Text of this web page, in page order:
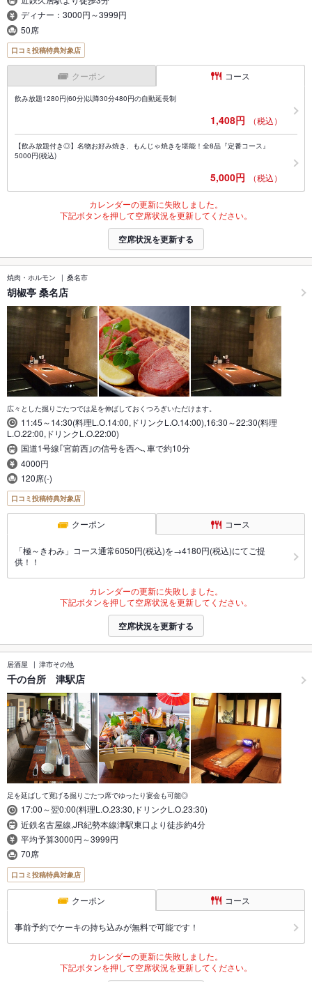
ディナー：3000円～3999円
50席
口コミ投稿特典対象店
クーポン コース
飲み放題1280円(60分)以降30分480円の自動延長制
1,408円 （税込）
【飲み放題付き◎】名物お好み焼き、もんじゃ焼きを堪能！全8品『定番コース』
5000円(税込)
5,000円 （税込）
カレンダーの更新に失敗しました。
下記ボタンを押して空席状況を更新してください。
空席状況を更新する
焼肉・ホルモン 桑名市
胡椒亭 桑名店
広々とした掘りごたつでは足を伸ばしておくつろぎいただけます。
11:45～14:30(料理L.O.14:00,ドリンクL.O.14:00),16:30～22:30(料理
L.O.22:00,ドリンクL.O.22:00)
国道1号線｢宮前西｣の信号を西へ､車で約10分
4000円
120席(-)
口コミ投稿特典対象店
クーポン コース
「極～きわみ」コース通常6050円(税込)を→4180円(税込)にてご提
供！！
カレンダーの更新に失敗しました。
下記ボタンを押して空席状況を更新してください。
空席状況を更新する
居酒屋 津市その他
千の台所 津駅店
足を延ばして寛げる掘りごたつ席でゆったり宴会も可能◎
17:00～翌0:00(料理L.O.23:30,ドリンクL.O.23:30)
近鉄名古屋線,JR紀勢本線津駅東口より徒歩約4分
平均予算3000円～3999円
70席
口コミ投稿特典対象店
クーポン コース
事前予約でケーキの持ち込みが無料で可能です！
カレンダーの更新に失敗しました。
下記ボタンを押して空席状況を更新してください。